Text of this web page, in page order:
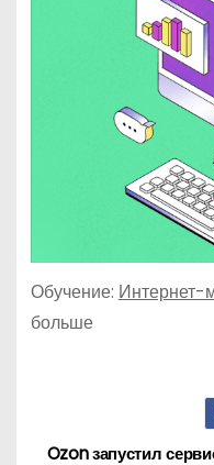
Обучение: Интернет-
больше
Ozon запустил